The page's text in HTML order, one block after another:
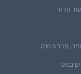
פרטי
פרדס חנה
במעי